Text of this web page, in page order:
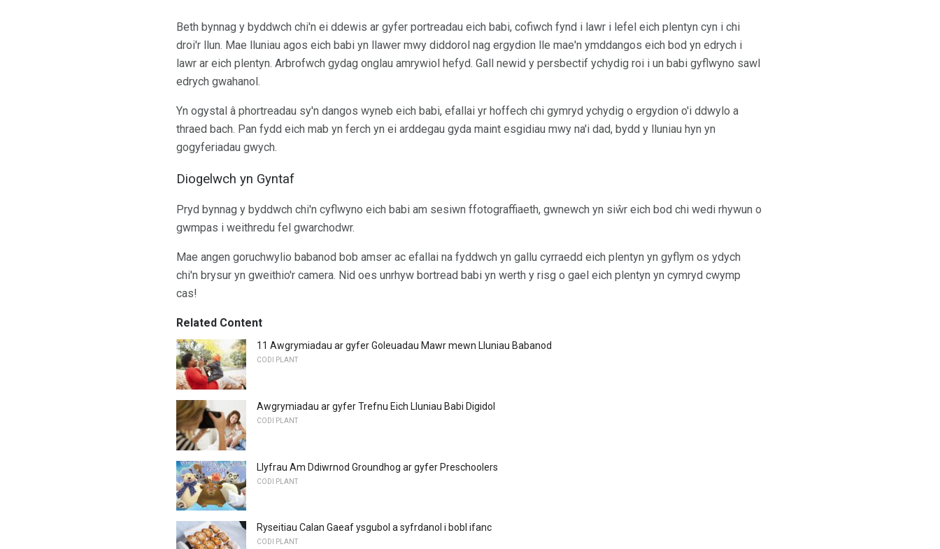
Beth bynnag y byddwch chi'n ei ddewis ar gyfer portreadau eich babi, cofiwch fynd i lawr i lefel eich plentyn cyn i chi
droi'r llun. Mae lluniau agos eich babi yn llawer mwy diddorol nag ergydion lle mae'n ymddangos eich bod yn edrych i
lawr ar eich plentyn. Arbrofwch gydag onglau amrywiol hefyd. Gall newid y persbectif ychydig roi i un babi gyflwyno sawl
edrych gwahanol.
Yn ogystal â phortreadau sy'n dangos wyneb eich babi, efallai yr hoffech chi gymryd ychydig o ergydion o'i ddwylo a
thraed bach. Pan fydd eich mab yn ferch yn ei arddegau gyda maint esgidiau mwy na'i dad, bydd y lluniau hyn yn
gogyferiadau gwych.
Diogelwch yn Gyntaf
Pryd bynnag y byddwch chi'n cyflwyno eich babi am sesiwn ffotograffiaeth, gwnewch yn siŵr eich bod chi wedi rhywun o
gwmpas i weithredu fel gwarchodwr.
Mae angen goruchwylio babanod bob amser ac efallai na fyddwch yn gallu cyrraedd eich plentyn yn gyflym os ydych
chi'n brysur yn gweithio'r camera. Nid oes unrhyw bortread babi yn werth y risg o gael eich plentyn yn cymryd cwymp
cas!
Related Content
11 Awgrymiadau ar gyfer Goleuadau Mawr mewn Lluniau Babanod
CODI PLANT
Awgrymiadau ar gyfer Trefnu Eich Lluniau Babi Digidol
CODI PLANT
Llyfrau Am Ddiwrnod Groundhog ar gyfer Preschoolers
CODI PLANT
Ryseitiau Calan Gaeaf ysgubol a syfrdanol i bobl ifanc
CODI PLANT